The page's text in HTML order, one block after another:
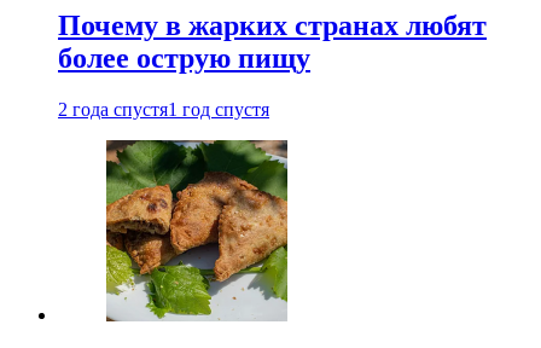
Почему в жарких странах любят
более острую пищу
2 года спустя1 год спустя